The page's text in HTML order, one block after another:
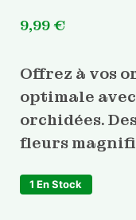
9,99€
Offrez à vos
optimale
orchidées.
fleurs
1 En Stock